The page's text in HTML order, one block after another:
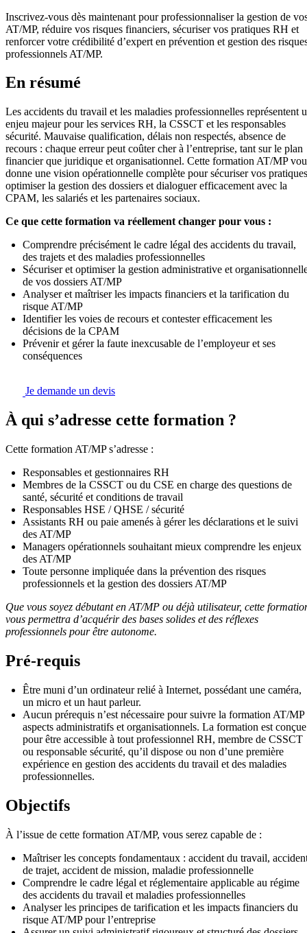
Inscrivez-vous dès maintenant pour professionnaliser la gestion de
AT/MP, réduire vos risques financiers, sécuriser vos pratiques RH et
renforcer votre crédibilité d’expert en prévention et gestion des
professionnels AT/MP.
En résumé
Les accidents du travail et les maladies professionnelles représentent
enjeu majeur pour les services RH, la CSSCT et les responsables
sécurité. Mauvaise qualification, délais non respectés, absence de
recours : chaque erreur peut coûter cher à l’entreprise, tant sur le plan
financier que juridique et organisationnel. Cette formation AT/MP
donne une vision opérationnelle complète pour sécuriser vos
optimiser la gestion des dossiers et dialoguer efficacement avec la
CPAM, les salariés et les partenaires sociaux.
Ce que cette formation va réellement changer pour vous :
Comprendre précisément le cadre légal des accidents du travail,
des trajets et des maladies professionnelles
Sécuriser et optimiser la gestion administrative et
de vos dossiers AT/MP
Analyser et maîtriser les impacts financiers et la tarification du
risque AT/MP
Identifier les voies de recours et contester efficacement les
décisions de la CPAM
Prévenir et gérer la faute inexcusable de l’employeur et ses
conséquences
Je demande un devis
À qui s’adresse cette formation ?
Cette formation AT/MP s’adresse :
Responsables et gestionnaires RH
Membres de la CSSCT ou du CSE en charge des questions de
santé, sécurité et conditions de travail
Responsables HSE / QHSE / sécurité
Assistants RH ou paie amenés à gérer les déclarations et le suivi
des AT/MP
Managers opérationnels souhaitant mieux comprendre les enjeux
des AT/MP
Toute personne impliquée dans la prévention des risques
professionnels et la gestion des dossiers AT/MP
Que vous soyez débutant en AT/MP ou déjà utilisateur, cette
vous permettra d’acquérir des bases solides et des réflexes
professionnels pour être autonome.
Pré-requis
Être muni d’un ordinateur relié à Internet, possédant une caméra,
un micro et un haut parleur.
Aucun prérequis n’est nécessaire pour suivre la formation AT/MP
aspects administratifs et organisationnels. La formation est conçue
pour être accessible à tout professionnel RH, membre de CSSCT
ou responsable sécurité, qu’il dispose ou non d’une première
expérience en gestion des accidents du travail et des maladies
professionnelles.
Objectifs
À l’issue de cette formation AT/MP, vous serez capable de :
Maîtriser les concepts fondamentaux : accident du travail,
de trajet, accident de mission, maladie professionnelle
Comprendre le cadre légal et réglementaire applicable au régime
des accidents du travail et maladies professionnelles
Analyser les principes de tarification et les impacts financiers du
risque AT/MP pour l’entreprise